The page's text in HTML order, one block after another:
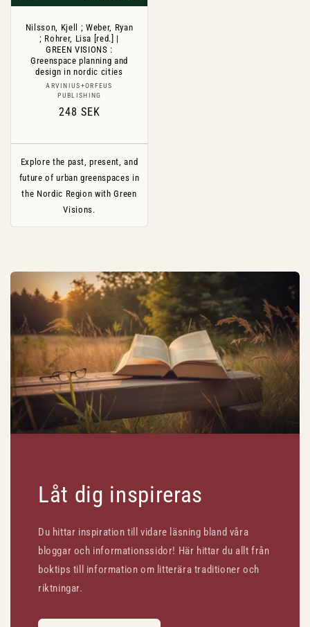
Nilsson, Kjell ; Weber, Ryan
; Rohrer, Lisa [red.] |
GREEN VISIONS :
Greenspace planning and
design in nordic cities
Säljare:
ARVINIUS+ORFEUS
PUBLISHING
Ordinarie
248 SEK
Explore the past, present, and
future of urban greenspaces in
the Nordic Region with Green
Visions.
Låt dig inspireras
Du hittar inspiration till vidare läsning bland våra
bloggar och informationssidor! Här hittar du allt från
boktips till information om litterära traditioner och
riktningar.